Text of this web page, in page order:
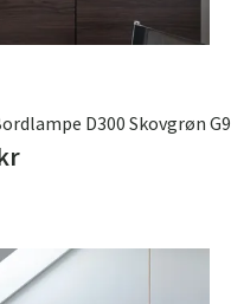
D300 Skovgrøn G9